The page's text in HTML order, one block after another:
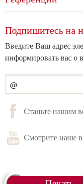
Подпишитесь на
Введите Ваш адрес
информировать вас о
Станьте нашим
Смотрите наше